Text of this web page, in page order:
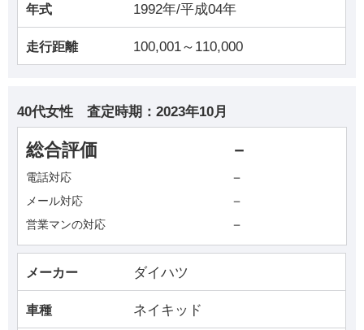
年式 1992年/平成04年
走行距離 100,001～110,000
40代女性 査定時期： 2023年10月
総合評価 －
電話対応 －
メール対応 －
営業マンの対応 －
メーカー ダイハツ
車種 ネイキッド